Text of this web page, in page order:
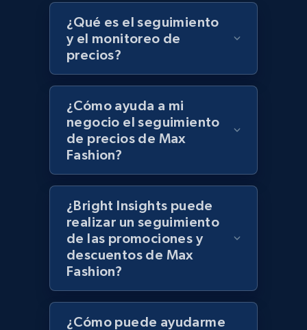
Target - Discover products by specified
URL, Product id, Title, Product description,
Rating, Reviews count, Initial price, Discount,
and more.
1.3K+ 175+ Comenzar ahora
Zara - Products
Category id, Product id, Product name, Price,
Currency, Colour code, Colour, Description, and
1.2K+ 208+
¿Qué es el seguimiento
y el monitoreo de
precios?
¿Cómo ayuda a mi
negocio el seguimiento
de precios de Max
Fashion?
¿Bright Insights puede
realizar un seguimiento
de las promociones y
descuentos de Max
Fashion?
¿Cómo puede ayudarme